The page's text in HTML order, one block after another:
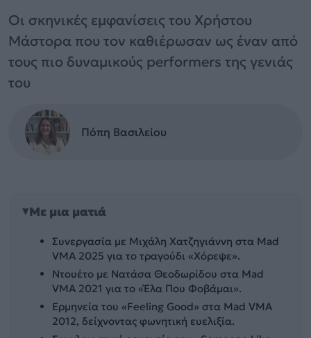
Οι σκηνικές εμφανίσεις του Χρήστου
Μάστορα που τον καθιέρωσαν ως έναν από
τους πιο δυναμικούς performers της γενιάς
του
Πόπη Βασιλείου
Με μια ματιά
Συνεργασία με Μιχάλη Χατζηγιάννη στα Mad
VMA 2025 για το τραγούδι «Χόρεψε».
Ντουέτο με Νατάσα Θεοδωρίδου στα Mad
VMA 2021 για το «Έλα Που Φοβάμαι».
Ερμηνεία του «Feeling Good» στα Mad VMA
2012, δείχνοντας φωνητική ευελιξία.